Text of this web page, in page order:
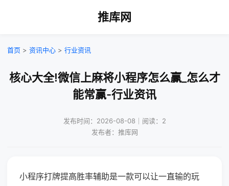
推库网
首页 > 资讯中心 > 行业资讯
核心大全!微信上麻将小程序怎么赢_怎么才
能常赢-行业资讯
发布时间：2026-08-08｜阅读：2
发布者：推库网
小程序打牌提高胜率辅助是一款可以让一直输的玩